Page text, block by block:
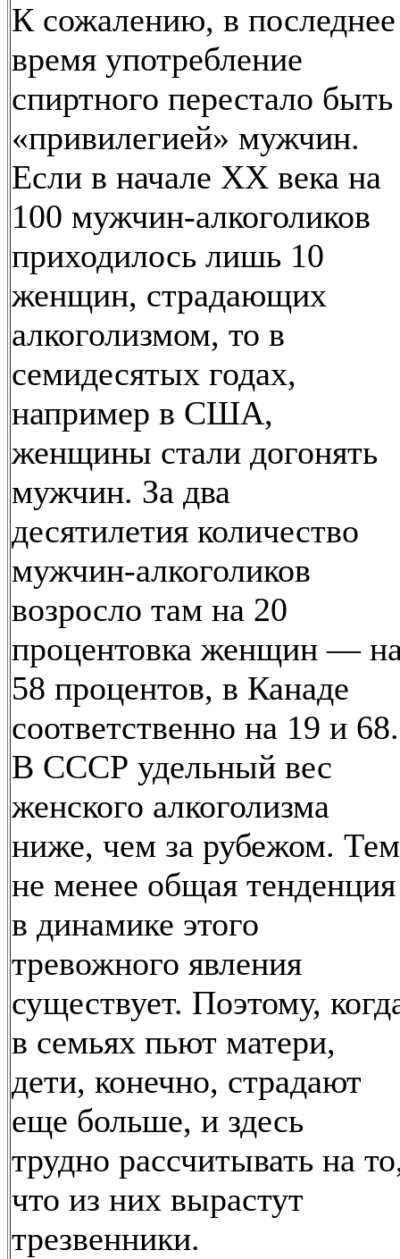
К сожалению, в последнее
время употребление
спиртного перестало быть
«привилегией» мужчин.
Если в начале XX века на
100 мужчин-алкоголиков
приходилось лишь 10
женщин, страдающих
алкоголизмом, то в
семидесятых годах,
например в США,
женщины стали догонять
мужчин. За два
десятилетия количество
мужчин-алкоголиков
возросло там на 20
процентовка женщин —
58 процентов, в Канаде
соответственно на 19 и 68.
В СССР удельный вес
женского алкоголизма
ниже, чем за рубежом. Тем
не менее общая тенденция
в динамике этого
тревожного явления
существует. Поэтому,
в семьях пьют матери,
дети, конечно, страдают
еще больше, и здесь
трудно рассчитывать на
что из них вырастут
трезвенники.